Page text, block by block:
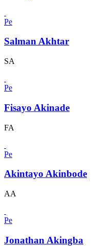
Pe
Salman Akhtar
SA
Pe
Fisayo Akinade
FA
Pe
Akintayo Akinbode
AA
Pe
Jonathan Akingba